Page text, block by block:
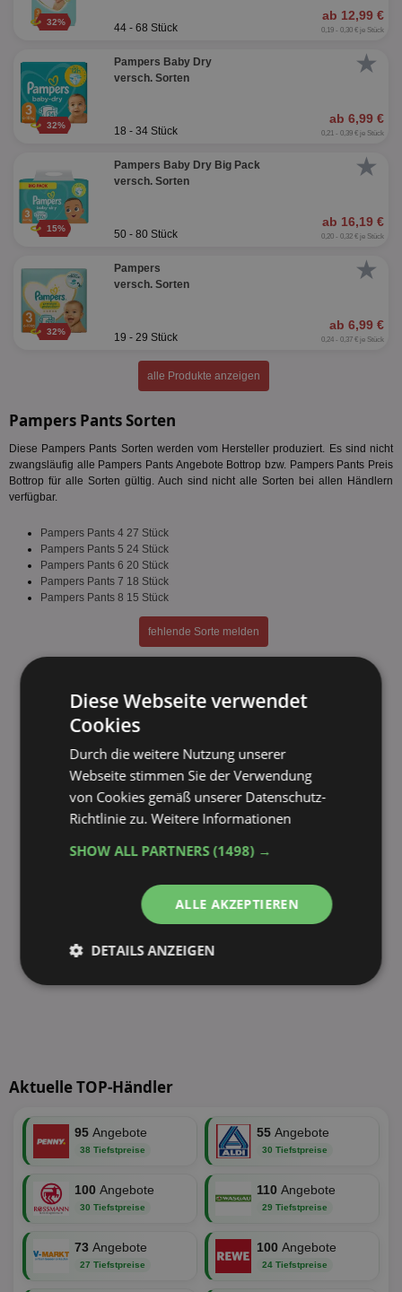
32% ab 12,99 €
44 - 68 Stück 0,19 - 0,30 € je Stück
★
32%
Pampers Baby Dry
versch. Sorten
ab 6,99 €
18 - 34 Stück 0,21 - 0,39 € je Stück
★
15%
Pampers Baby Dry Big Pack
versch. Sorten
ab 16,19 €
50 - 80 Stück 0,20 - 0,32 € je Stück
★
32%
Pampers
versch. Sorten
ab 6,99 €
19 - 29 Stück 0,24 - 0,37 € je Stück
alle Produkte anzeigen
Pampers Pants Sorten
Diese Pampers Pants Sorten werden vom Hersteller produziert. Es sind nicht
zwangsläufig alle Pampers Pants Angebote Bottrop bzw. Pampers Pants Preis
Bottrop für alle Sorten gültig. Auch sind nicht alle Sorten bei allen Händlern
verfügbar.
Pampers Pants 4 27 Stück
Pampers Pants 5 24 Stück
Pampers Pants 6 20 Stück
Pampers Pants 7 18 Stück
Pampers Pants 8 15 Stück
fehlende Sorte melden
Aktuelle TOP-Händler
95 Angebote
38 Tiefstpreise
55 Angebote
30 Tiefstpreise
100 Angebote
30 Tiefstpreise
110 Angebote
29 Tiefstpreise
73 Angebote
27 Tiefstpreise
100 Angebote
24 Tiefstpreise
Diese Webseite verwendet
Cookies
Durch die weitere Nutzung unserer
Webseite stimmen Sie der Verwendung
von Cookies gemäß unserer Datenschutz-
Richtlinie zu.Weitere Informationen
SHOW ALL PARTNERS(1498) →
ALLE AKZEPTIEREN
DETAILS ANZEIGEN
Unbedingt
Performance
Unklassifizierte
Unbedingt erforderlich
Performance